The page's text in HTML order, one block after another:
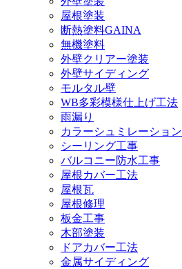
屋根塗装
断熱塗料GAINA
無機塗料
外壁クリアー塗装
外壁サイディング
モルタル壁
WB多彩模様仕上げ工法
雨漏り
カラーシュミレーション
シーリング工事
バルコニー防水工事
屋根カバー工法
屋根瓦
屋根修理
板金工事
木部塗装
ドアカバー工法
金属サイディング